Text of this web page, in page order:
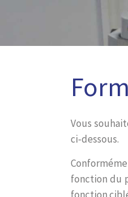
Vous
ci-dessous.
fonction du